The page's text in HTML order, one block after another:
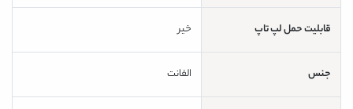
قابلیت حمل لپ تاپ خیر
جنس الفانت